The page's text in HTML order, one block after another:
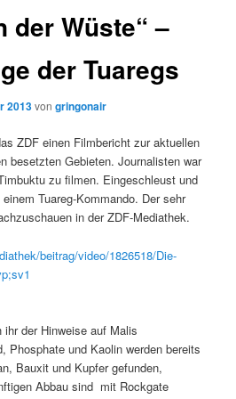
der Wüste“ –
der Tuaregs
2013vongringonair
ZDF einen Filmbericht zur aktuellen
besetzten Gebieten. Journalisten war
zu filmen. Eingeschleust und
Tuareg-Kommando. Der sehr
in der ZDF-Mediathek.
beitrag/video/1826518/Die-
der Hinweise auf Malis
Phosphate und Kaolin werden bereits
Bauxit und Kupfer gefunden,
Abbau sind mit Rockgate